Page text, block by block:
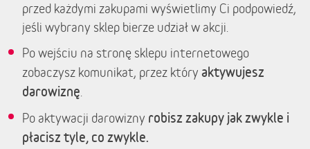
przed każdymi zakupami wyświetlimy Ci podpowiedź,
jeśli wybrany sklep bierze udział w akcji.
Po wejściu na stronę sklepu internetowego
zobaczysz komunikat, przez który aktywujesz
darowiznę
Po aktywacji darowizny robisz zakupy jak zwykle i
płacisz tyle, co zwykle.